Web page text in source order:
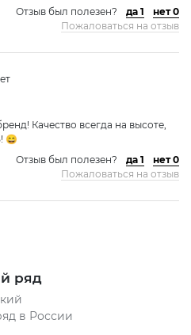
Отзыв был полезен?
да 1
нет 0
Пожаловаться на отзыв
Качество всегда на высоте,
😄
Отзыв был полезен?
да 1
нет 0
Пожаловаться на отзыв
ряд
в России